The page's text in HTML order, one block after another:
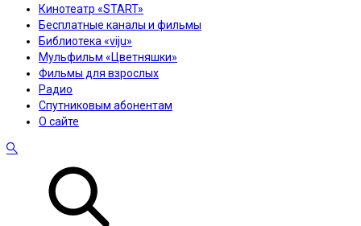
Кинотеатр «START»
Бесплатные каналы и фильмы
Библиотека «viju»
Мульфильм «Цветняшки»
Фильмы для взрослых
Радио
Спутниковым абонентам
О сайте